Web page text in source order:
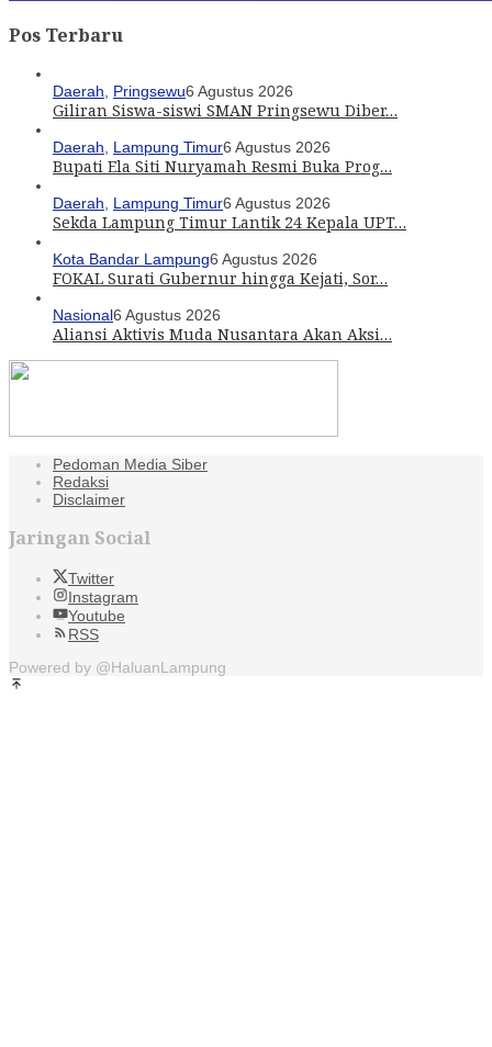
Pos Terbaru
Daerah Pringsewu6 Agustus 2026
Giliran Siswa-siswi SMAN Pringsewu Diber…
Daerah Lampung Timur6 Agustus 2026
Bupati Ela Siti Nuryamah Resmi Buka Prog…
Daerah Lampung Timur6 Agustus 2026
Sekda Lampung Timur Lantik 24 Kepala UPT…
Kota Bandar Lampung6 Agustus 2026
FOKAL Surati Gubernur hingga Kejati, Sor…
Nasional6 Agustus 2026
Aliansi Aktivis Muda Nusantara Akan Aksi…
Pedoman Media Siber
Redaksi
Disclaimer
Jaringan Social
Twitter
Instagram
Youtube
RSS
Powered by @HaluanLampung